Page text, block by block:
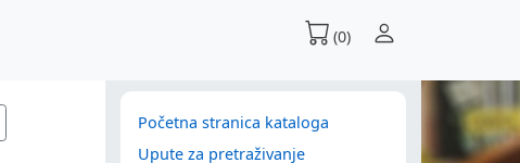
(0)
Početna stranica kataloga
Upute za pretraživanje